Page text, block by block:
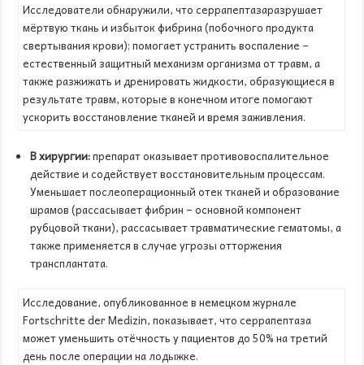
Исследователи обнаружили, что серрапептазаразрушает
мёртвую ткань и избыток фибрина (побочного продукта
свертывания крови); помогает устранить воспаление –
естественный защитный механизм организма от травм, а
также разжижать и дренировать жидкости, образующиеся в
результате травм, которые в конечном итоге помогают
ускорить восстановление тканей и время заживления.
В хирургии:препарат оказывает противовоспалительное
действие и содействует восстановительным процессам.
Уменьшает послеоперационный отек тканей и образование
шрамов (рассасывает фибрин – основной компонент
рубцовой ткани), рассасывает травматические гематомы, а
также применяется в случае угрозы отторжения
трансплантата.
Исследование, опубликованное в немецком журнале
Fortschritte der Medizin, показывает, что серрапептаза
может уменьшить отёчность у пациентов до 50% на третий
день после операции на лодыжке.